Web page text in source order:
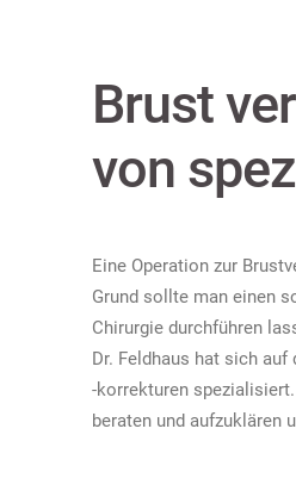
Brust
von
Eine Operation zur
Grund sollte man einen
Chirurgie durchführen
Dr. Feldhaus hat sich
-korrekturen
beraten und aufzuklären